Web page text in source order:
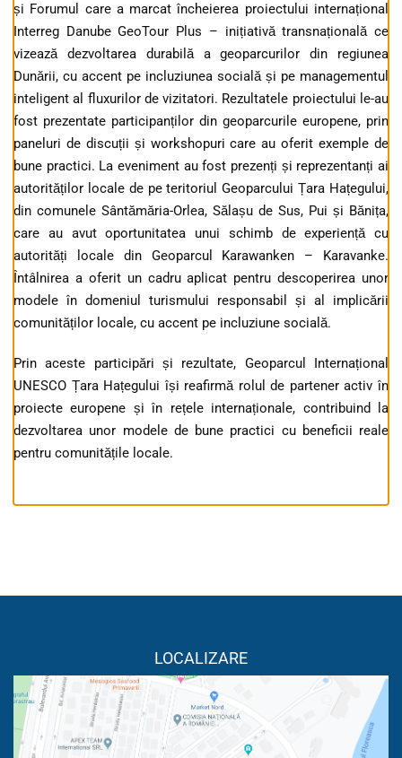
și Forumul care a marcat încheierea proiectului internațional
Interreg Danube GeoTour Plus – inițiativă transnațională ce
vizează dezvoltarea durabilă a geoparcurilor din regiunea
Dunării, cu accent pe incluziunea socială și pe managementul
inteligent al fluxurilor de vizitatori. Rezultatele proiectului le-au
fost prezentate participanților din geoparcurile europene, prin
paneluri de discuții și workshopuri care au oferit exemple de
bune practici. La eveniment au fost prezenți și reprezentanți ai
autorităților locale de pe teritoriul Geoparcului Țara Hațegului,
din comunele Sântămăria-Orlea, Sălașu de Sus, Pui și Bănița,
care au avut oportunitatea unui schimb de experiență cu
autorități locale din Geoparcul Karawanken – Karavanke.
Întâlnirea a oferit un cadru aplicat pentru descoperirea unor
modele în domeniul turismului responsabil și al implicării
comunităților locale, cu accent pe incluziune socială.
Prin aceste participări și rezultate, Geoparcul Internațional
UNESCO Țara Hațegului își reafirmă rolul de partener activ în
proiecte europene și în rețele internaționale, contribuind la
dezvoltarea unor modele de bune practici cu beneficii reale
pentru comunitățile locale.
LOCALIZARE